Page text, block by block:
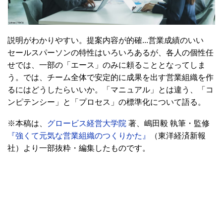
説明がわかりやすい。提案内容が的確...営業成績のいい
セールスパーソンの特性はいろいろあるが、各人の個性任
せでは、一部の「エース」のみに頼ることとなってしま
う。では、チーム全体で安定的に成果を出す営業組織を作
るにはどうしたらいいか。「マニュアル」とは違う、「コ
ンピテンシー」と「プロセス」の標準化について語る。
※本稿は、 グロービス経営大学院 著、嶋田毅 執筆・監修
『強くて元気な営業組織のつくりかた』
（東洋経済新報
社）より一部抜粋・編集したものです。